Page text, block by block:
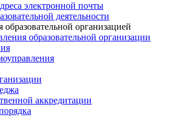
электронной почты
деятельности
организацией
образовательной организации
аккредитации